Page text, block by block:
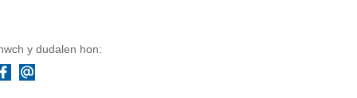
y dudalen hon:
Facebook
Ebost